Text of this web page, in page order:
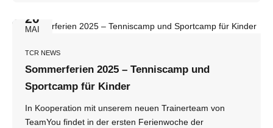
Sonntag, 14.09.2025 ab 10:00 Uhr Für die Austragung
20
MAI
TCR NEWS
Sommerferien 2025 – Tenniscamp und
Sportcamp für Kinder
In Kooperation mit unserem neuen Trainerteam von
TeamYou findet in der ersten Ferienwoche der